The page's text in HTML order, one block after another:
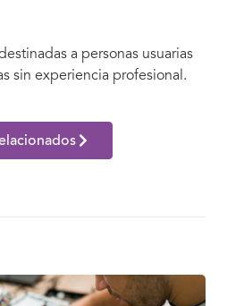
a personas usuarias
sin experiencia profesional.